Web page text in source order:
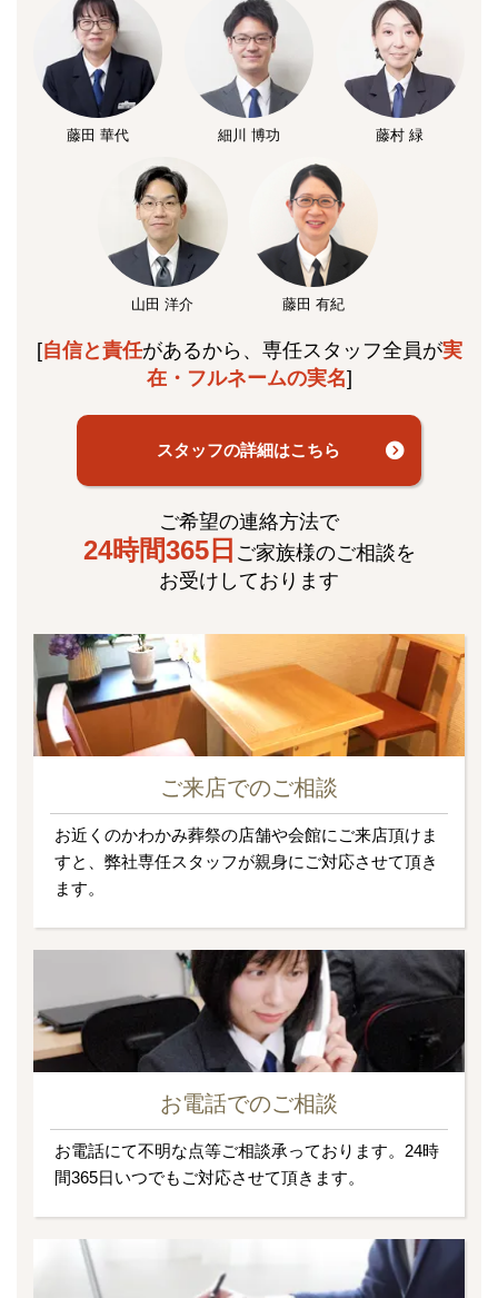
藤田 華代 細川 博功 藤村 緑
山田 洋介 藤田 有紀
[自信と責任があるから、専任スタッフ全員が実
在・フルネームの実名]
スタッフの詳細はこちら
ご希望の連絡方法で
24時間365日 ご家族様のご相談を
お受けしております
ご来店でのご相談
お近くのかわかみ葬祭の店舗や会館にご来店頂けま
すと、弊社専任スタッフが親身にご対応させて頂き
ます。
お電話でのご相談
お電話にて不明な点等ご相談承っております。24時
間365日いつでもご対応させて頂きます。